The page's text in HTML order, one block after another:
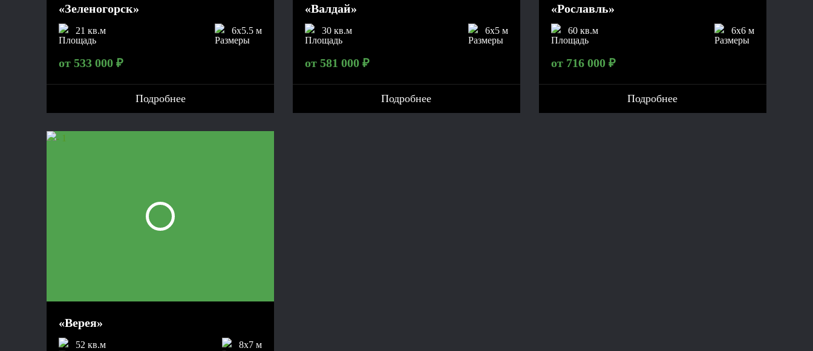
«Зеленогорск»
21 кв.м 6x5.5 м
от 533 000 ₽
Подробнее
«Валдай»
30 кв.м 6x5 м
от 581 000 ₽
Подробнее
«Рославль»
60 кв.м 6x6 м
от 716 000 ₽
Подробнее
«Верея»
52 кв.м 8x7 м